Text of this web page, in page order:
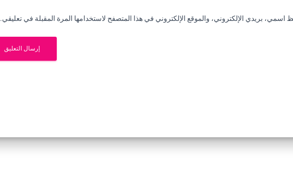
اسمي، بريدي الإلكتروني، والموقع الإلكتروني في هذا المتصفح لاستخدامها المرة المقبلة في تعليقي.